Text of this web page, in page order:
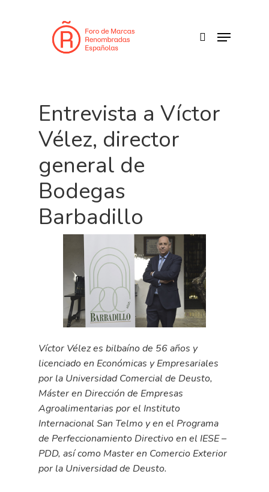
Menu
Entrevista a Víctor
Vélez, director
general de
Bodegas
Barbadillo
Víctor Vélez es bilbaíno de 56 años y
licenciado en Económicas y Empresariales
por la Universidad Comercial de Deusto,
Máster en Dirección de Empresas
Agroalimentarias por el Instituto
Internacional San Telmo y en el Programa
de Perfeccionamiento Directivo en el IESE –
PDD, así como Master en Comercio Exterior
por la Universidad de Deusto.